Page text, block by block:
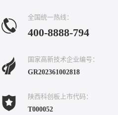
全国统一热线：
400-8888-794
国家高新技术企业编号：
GR202361002818
陕西科创板上市代码：
T000052